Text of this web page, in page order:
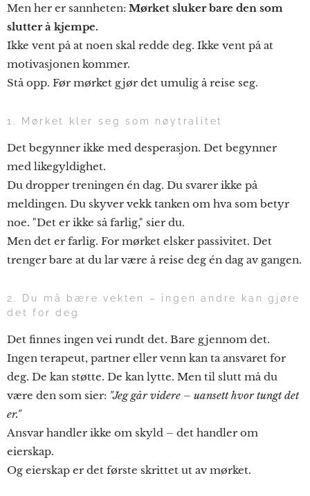
Men her er sannheten: Mørket sluker bare den som
slutter å kjempe.
Ikke vent på at noen skal redde deg. Ikke vent på at
motivasjonen kommer.
Stå opp. Før mørket gjør det umulig å reise seg.
1. Mørket kler seg som nøytralitet
Det begynner ikke med desperasjon. Det begynner
med likegyldighet.
Du dropper treningen én dag. Du svarer ikke på
meldingen. Du skyver vekk tanken om hva som betyr
noe. "Det er ikke så farlig," sier du.
Men det er farlig. For mørket elsker passivitet. Det
trenger bare at du lar være å reise deg én dag av gangen.
2. Du må bære vekten – ingen andre kan gjøre
det for deg
Det finnes ingen vei rundt det. Bare gjennom det.
Ingen terapeut, partner eller venn kan ta ansvaret for
deg. De kan støtte. De kan lytte. Men til slutt må du
være den som sier: "Jeg går videre – uansett hvor tungt det
er."
Ansvar handler ikke om skyld – det handler om
eierskap.
Og eierskap er det første skrittet ut av mørket.